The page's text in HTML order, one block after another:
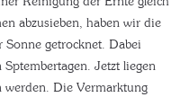
abzusieben, haben wir die
getrocknet. Dabei
Jetzt liegen
werden. Die Vermarktung